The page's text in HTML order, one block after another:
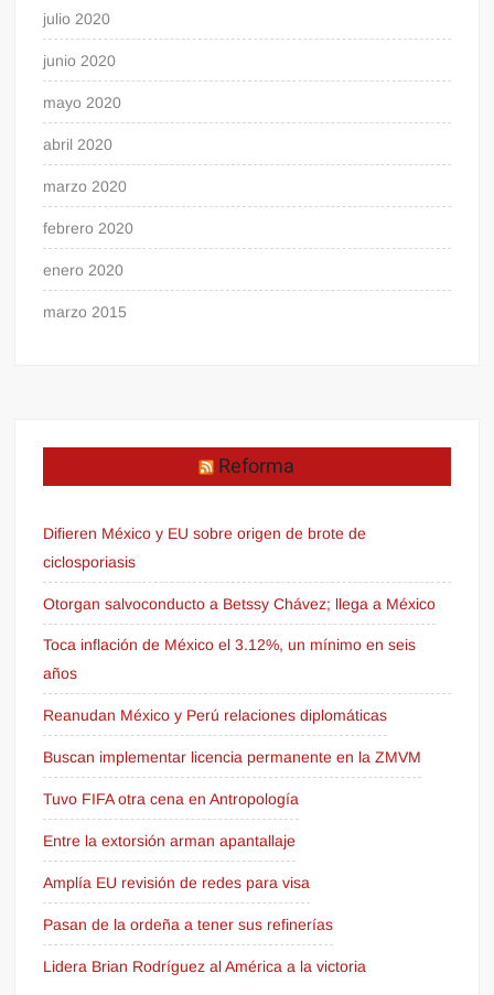
julio 2020
junio 2020
mayo 2020
abril 2020
marzo 2020
febrero 2020
enero 2020
marzo 2015
Reforma
Difieren México y EU sobre origen de brote de
ciclosporiasis
Otorgan salvoconducto a Betssy Chávez; llega a México
Toca inflación de México el 3.12%, un mínimo en seis
años
Reanudan México y Perú relaciones diplomáticas
Buscan implementar licencia permanente en la ZMVM
Tuvo FIFA otra cena en Antropología
Entre la extorsión arman apantallaje
Amplía EU revisión de redes para visa
Pasan de la ordeña a tener sus refinerías
Lidera Brian Rodríguez al América a la victoria